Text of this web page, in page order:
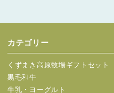
カテゴリー
くずまき高原牧場ギフトセット
黒毛和牛
牛乳・ヨーグルト